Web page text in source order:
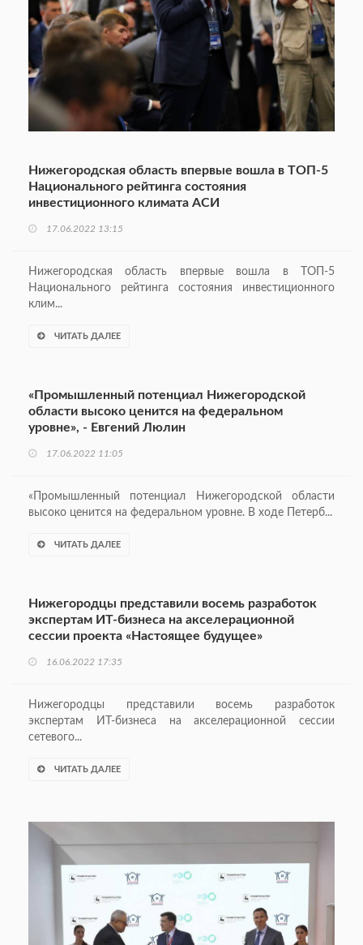
Нижегородская область впервые вошла в ТОП-5
Национального рейтинга состояния
инвестиционного климата АСИ
17.06.2022 13:15
Нижегородская область впервые вошла в ТОП-5
Национального рейтинга состояния инвестиционного
клим...
ЧИТАТЬ ДАЛЕЕ
«Промышленный потенциал Нижегородской
области высоко ценится на федеральном
уровне», - Евгений Люлин
17.06.2022 11:05
«Промышленный потенциал Нижегородской области
высоко ценится на федеральном уровне. В ходе Петерб...
ЧИТАТЬ ДАЛЕЕ
Нижегородцы представили восемь разработок
экспертам ИТ-бизнеса на акселерационной
сессии проекта «Настоящее будущее»
16.06.2022 17:35
Нижегородцы представили восемь разработок
экспертам ИТ-бизнеса на акселерационной сессии
сетевого...
ЧИТАТЬ ДАЛЕЕ